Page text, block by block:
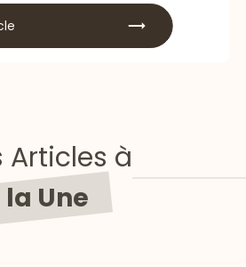
Articles à
la Une